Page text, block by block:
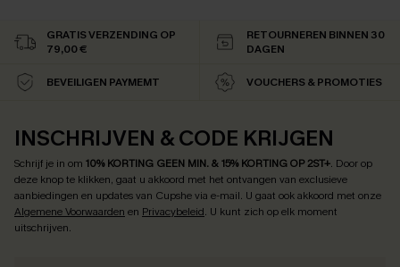
GRATIS VERZENDING OP
79,00 €
RETOURNEREN BINNEN 30
DAGEN
BEVEILIGEN PAYMEMT VOUCHERS & PROMOTIES
INSCHRIJVEN & CODE KRIJGEN
Schrijf je in om 10% KORTING GEEN MIN. & 15% KORTING OP 2ST+. Door op
deze knop te klikken, gaat u akkoord met het ontvangen van exclusieve
aanbiedingen en updates van Cupshe via e-mail. U gaat ook akkoord met onze
Algemene Voorwaarden en Privacybeleid. U kunt zich op elk moment
uitschrijven.